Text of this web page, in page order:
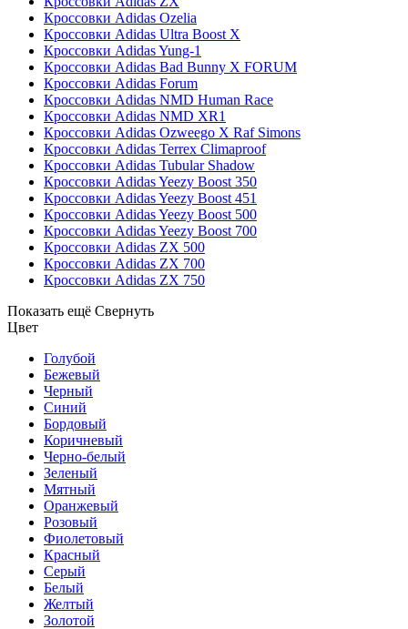
Кроссовки Adidas Ozelia
Кроссовки Adidas Ultra Boost X
Кроссовки Adidas Yung-1
Кроссовки Adidas Bad Bunny X FORUM
Кроссовки Adidas Forum
Кроссовки Adidas NMD Human Race
Кроссовки Adidas NMD XR1
Кроссовки Adidas Ozweego Х Raf Simons
Кроссовки Adidas Terrex Climaproof
Кроссовки Adidas Tubular Shadow
Кроссовки Adidas Yeezy Boost 350
Кроссовки Adidas Yeezy Boost 451
Кроссовки Adidas Yeezy Boost 500
Кроссовки Adidas Yeezy Boost 700
Кроссовки Adidas ZX 500
Кроссовки Adidas ZX 700
Кроссовки Adidas ZX 750
Показать ещё Свернуть
Цвет
Голубой
Бежевый
Черный
Синий
Бордовый
Коричневый
Черно-белый
Зеленый
Мятный
Оранжевый
Розовый
Фиолетовый
Красный
Серый
Белый
Желтый
Золотой